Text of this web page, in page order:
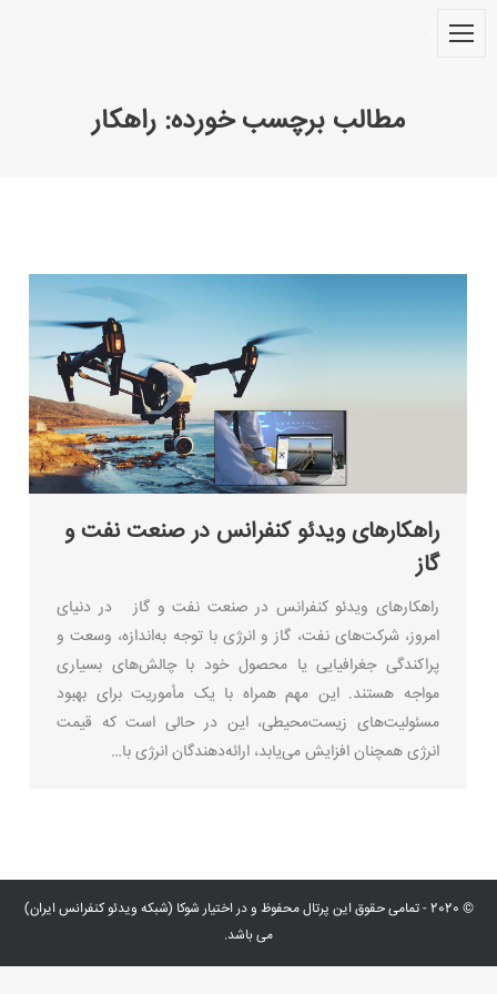
مطالب برچسب خورده: راهکار
راهکارهای ویدئو کنفرانس در صنعت نفت و
گاز
راهکارهای ویدئو کنفرانس در صنعت نفت و گاز در دنیای
امروز، شرکت‌های نفت، گاز و انرژی با توجه به‌اندازه، وسعت و
پراکندگی جغرافیایی یا محصول خود با چالش‌های بسیاری
مواجه هستند. این مهم همراه با یک مأموریت برای بهبود
مسئولیت‌های زیست‌محیطی، این در حالی است که قیمت
انرژی همچنان افزایش می‌یابد، ارائه‌دهندگان انرژی با…
© 2020 - تمامی حقوق این پرتال محفوظ و در اختیار شوکا (شبکه ویدئو کنفرانس ایران)
می باشد.